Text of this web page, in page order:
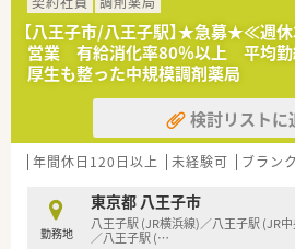
■有給休暇の取得率は80％以上と
境を実現しています。
■産休・育休の取得実績が多数あり
ございます。
【法人特徴について】
■八王子市を中心に多摩エリアで11
異動はありません。
営基盤が魅力です。
■病院門前や在宅メインなど多様
を積むことが可能です。
【八王子市/八王子駅】★急募★≪週
営業 有給消化率80％以上 平均
厚生も整った中規模調剤薬局
検討リストに
年間休日120日以上 未経験可 ブラン
勤務地
東京都 八王子市
八王子駅 (JR横浜線)／八王子駅 (JR
／八王子駅 (…